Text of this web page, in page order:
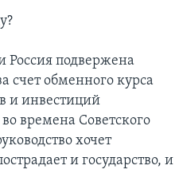
Россия подвержена
счет обменного курса
и инвестиций
времена Советского
хочет
и государство, и